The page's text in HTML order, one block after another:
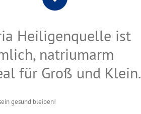
Heiligenquelle ist
natriumarm
für Groß und Klein.
gesund bleiben!